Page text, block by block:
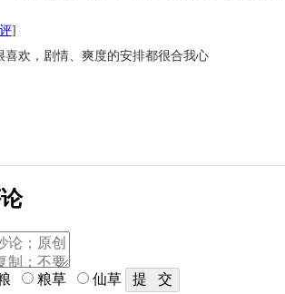
]
欢，剧情、爽度的安排都很合我心
粮草 仙草